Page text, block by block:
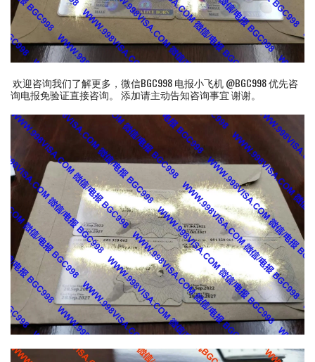
欢迎咨询我们了解更多，微信BGC998 电报小飞机 @BGC998 优先咨
询电报免验证直接咨询。 添加请主动告知咨询事宜 谢谢。